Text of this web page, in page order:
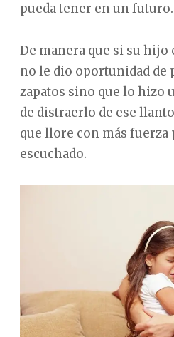
pueda tener en un futuro.
De manera que si su
no le dio oportunidad de
zapatos sino que lo hizo
de distraerlo de ese
que llore con más fuerza
escuchado.